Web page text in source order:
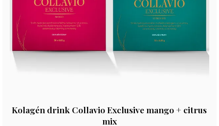
Kolagén drink Collavio Exclusive mango + citrus
mix